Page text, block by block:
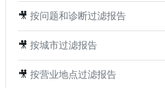
🎥 按问题和诊断过滤报告
🎥 按城市过滤报告
🎥 按营业地点过滤报告